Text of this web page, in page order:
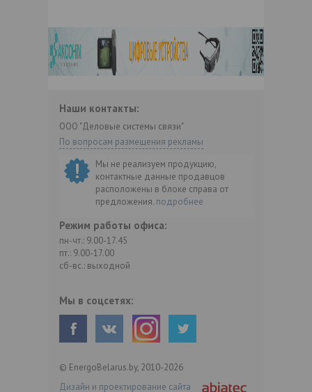
Наши контакты:
ООО "Деловые системы связи"
По вопросам размещения рекламы
Мы не реализуем продукцию,
контактные данные продавцов
расположены в блоке справа от
предложения. подробнее
Режим работы офиса:
пн-чт.: 9.00-17.45
пт.: 9.00-17.00
сб-вс.: выходной
Мы в соцсетях:
© EnergoBelarus.by, 2010-2026
Дизайн и проектирование сайта